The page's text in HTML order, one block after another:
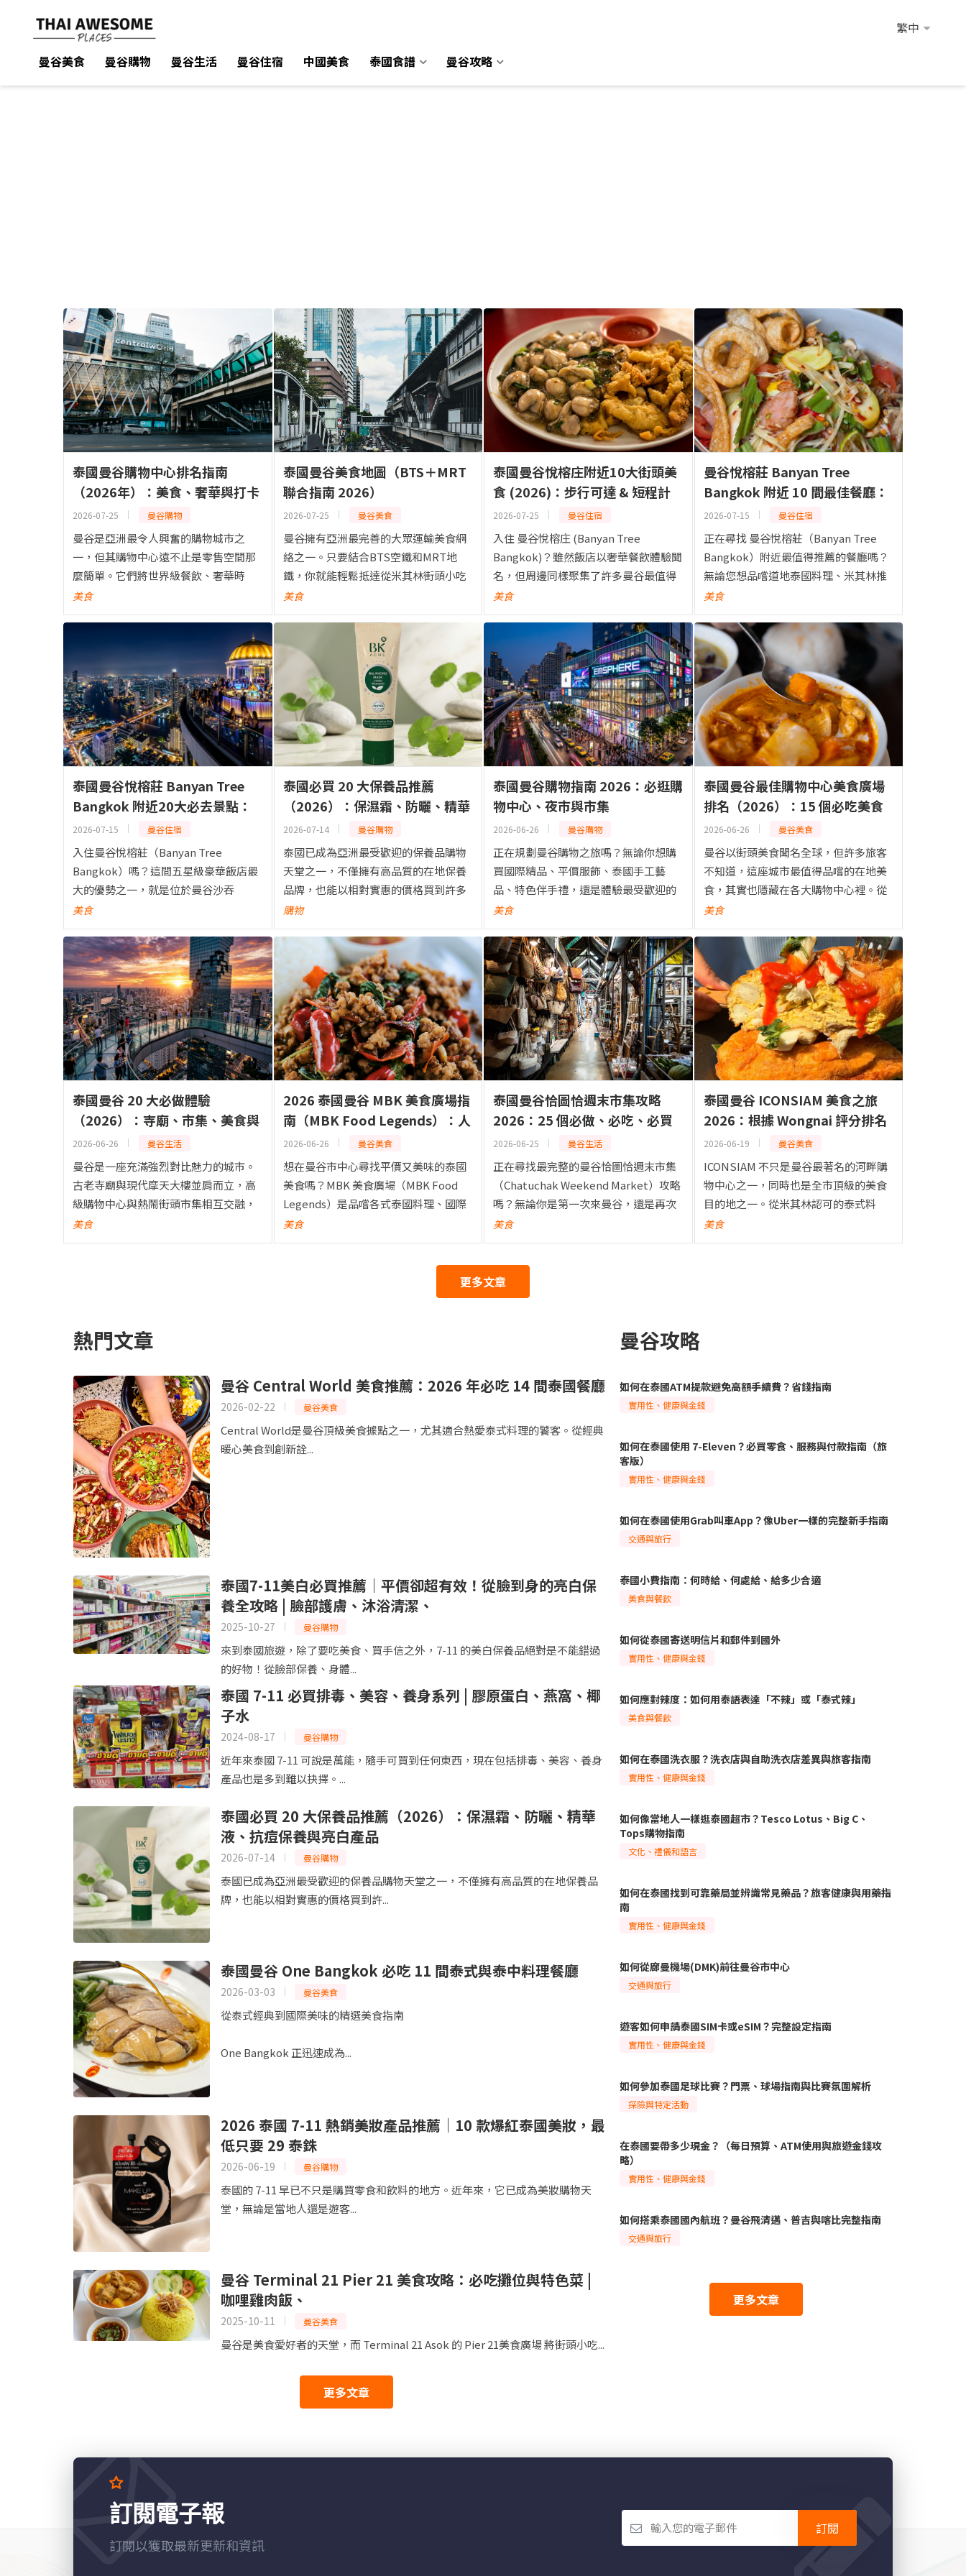
曼谷美食 曼谷購物 曼谷生活 曼谷住宿 中國美食 泰國食譜 曼谷攻略
繁中
曼谷美食
曼谷購物 曼谷生活 曼谷住宿 中國美食 泰國食譜 曼谷攻略
繁中
泰國曼谷購物中心排名指南
（2026年）：美食、奢華與打卡
熱點
2026-07-25 曼谷購物
曼谷是亞洲最令人興奮的購物城市之
一，但其購物中心遠不止是零售空間那
麼簡單。它們將世界級餐飲、奢華時
尚、文化體驗和適合打卡的建築設計融
於一體，全部集中在同一座商場之內。
對於初次到訪的遊客來說，要選擇去哪...
美食
泰國曼谷美食地圖（BTS＋MRT
聯合指南 2026）
2026-07-25 曼谷美食
曼谷擁有亞洲最完善的大眾運輸美食網
絡之一。只要結合BTS空鐵和MRT地
鐵，你就能輕鬆抵達從米其林街頭小吃
到隱藏版在地餐館、再到奢華餐廳的各
種美食——完全不需要開車。這份指南
就是你的曼谷簡易美食地圖，按...
美食
泰國曼谷悅榕庄附近10大街頭美
食 (2026)：步行可達 & 短程計
程車即可抵達的在地美食
2026-07-25 曼谷住宿
入住 曼谷悅榕庄 (Banyan Tree
Bangkok)？雖然飯店以奢華餐飲體驗聞
名，但周邊同樣聚集了許多曼谷最值得
探索的街頭美食。從米其林推薦的小吃
店，到熱鬧的美食街與夜市，飯店附近
有許多價格親...
美食
曼谷悅榕莊 Banyan Tree
Bangkok 附近 10 間最佳餐廳：
米其林、泰國美食與在地人氣餐
廳
2026-07-15 曼谷住宿
正在尋找 曼谷悅榕莊（Banyan Tree
Bangkok）附近最值得推薦的餐廳嗎？
無論您想品嚐道地泰國料理、米其林推
薦美食、日式壽司、高空酒吧雞尾酒，
還是國際級 Fine Dining，都能在飯店...
美食
泰國曼谷悅榕莊 Banyan Tree
Bangkok 附近20大必去景點：
步行可達公園、天空酒吧與熱門
景點
2026-07-15 曼谷住宿
入住曼谷悅榕莊（Banyan Tree
Bangkok）嗎？這間五星級豪華飯店最
大的優勢之一，就是位於曼谷沙吞
（Sathorn），這裡是曼谷最便利的地
區之一，無論是觀光、購物、美食還是
夜生活都十分方便...
美食
泰國必買 20 大保養品推薦
（2026）：保濕霜、防曬、精華
液、抗痘保養與亮白產品
2026-07-14 曼谷購物
泰國已成為亞洲最受歡迎的保養品購物
天堂之一，不僅擁有高品質的在地保養
品牌，也能以相對實惠的價格買到許多
國際知名護膚產品。從網路爆紅的明星
商品到皮膚科醫師推薦的保養品，泰國
提供兼具品質與高 CP 值的豐...
購物
泰國曼谷購物指南 2026：必逛購
物中心、夜市與市集
2026-06-26 曼谷購物
正在規劃曼谷購物之旅嗎？無論你想購
買國際精品、平價服飾、泰國手工藝
品、特色伴手禮，還是體驗最受歡迎的
曼谷夜市，曼谷都是亞洲最值得造訪的
購物天堂之一。從世界級購物中心
ICONSIAM、Siam Par...
美食
泰國曼谷最佳購物中心美食廣場
排名（2026）：15 個必吃美食
廣場推薦，適合各種預算
2026-06-26 曼谷美食
曼谷以街頭美食聞名全球，但許多旅客
不知道，這座城市最值得品嚐的在地美
食，其實也隱藏在各大購物中心裡。從
經典泰國小吃、地方特色料理，到日
式、韓式、中式及國際美食，曼谷的美
食廣場不僅選擇豐富，價格合理，還...
美食
泰國曼谷 20 大必做體驗
（2026）：寺廟、市集、美食與
私房景點
2026-06-26 曼谷生活
曼谷是一座充滿強烈對比魅力的城市。
古老寺廟與現代摩天大樓並肩而立，高
級購物中心與熱鬧街頭市集相互交融，
而享譽全球的街頭美食往往就在米其林
推薦餐廳的轉角處。無論你是第一次造
美食
2026 泰國曼谷 MBK 美食廣場指
南（MBK Food Legends）：人
氣美食攤位排名
2026-06-26 曼谷美食
想在曼谷市中心尋找平價又美味的泰國
美食嗎？MBK 美食廣場（MBK Food
Legends）是品嚐各式泰國料理、國際
美食以及街頭小吃的最佳去處之一。
MBK Food Legends 位於知名的 MB...
美食
泰國曼谷恰圖恰週末市集攻略
2026：25 個必做、必吃、必買
推薦
2026-06-25 曼谷生活
正在尋找最完整的曼谷恰圖恰週末市集
（Chatuchak Weekend Market）攻略
嗎？無論你是第一次來曼谷，還是再次
造訪想深入探索泰國最大的市集，恰圖
恰週末市集都是曼谷最具代表性的景點
美食
泰國曼谷 ICONSIAM 美食之旅
2026：根據 Wongnai 評分排名
的 15 間最佳餐廳｜泰式、日本料
理與海鮮
2026-06-19 曼谷美食
ICONSIAM 不只是曼谷最著名的河畔購
物中心之一，同時也是全市頂級的美食
目的地之一。從米其林認可的泰式料
理、高級日式餐廳，到新鮮海鮮與奢華
用餐體驗，ICONSIAM 提供適合各種預
美食
更多文章
熱門文章
曼谷 Central World 美食推薦：2026 年必吃 14 間泰國餐廳
2026-02-22 曼谷美食
Central World是曼谷頂級美食據點之一，尤其適合熱愛泰式料理的饕客。從經典
暖心美食到創新詮...
泰國7-11美白必買推薦｜平價卻超有效！從臉到身的亮白保
養全攻略 | 臉部護膚、沐浴清潔、
2025-10-27 曼谷購物
來到泰國旅遊，除了要吃美食、買手信之外，7-11 的美白保養品絕對是不能錯過
的好物！從臉部保養、身體...
泰國 7-11 必買排毒、美容、養身系列 | 膠原蛋白、燕窩、椰
子水
2024-08-17 曼谷購物
近年來泰國 7-11 可說是萬能，隨手可買到任何東西，現在包括排毒、美容、養身
產品也是多到難以抉擇。...
泰國必買 20 大保養品推薦（2026）：保濕霜、防曬、精華
液、抗痘保養與亮白產品
2026-07-14 曼谷購物
泰國已成為亞洲最受歡迎的保養品購物天堂之一，不僅擁有高品質的在地保養品
牌，也能以相對實惠的價格買到許...
泰國曼谷 One Bangkok 必吃 11 間泰式與泰中料理餐廳
2026-03-03 曼谷美食
從泰式經典到國際美味的精選美食指南
One Bangkok 正迅速成為...
2026 泰國 7-11 熱銷美妝產品推薦｜10 款爆紅泰國美妝，最
低只要 29 泰銖
2026-06-19 曼谷購物
泰國的 7-11 早已不只是購買零食和飲料的地方。近年來，它已成為美妝購物天
堂，無論是當地人還是遊客...
曼谷 Terminal 21 Pier 21 美食攻略：必吃攤位與特色菜 |
咖哩雞肉飯、
2025-10-11 曼谷美食
曼谷是美食愛好者的天堂，而 Terminal 21 Asok 的 Pier 21美食廣場 將街頭小吃...
更多文章
曼谷攻略
如何在泰國ATM提款避免高額手續費？省錢指南
實用性、健康與金錢
如何在泰國使用 7-Eleven？必買零食、服務與付款指南（旅
客版）
實用性、健康與金錢
如何在泰國使用Grab叫車App？像Uber一樣的完整新手指南
交通與旅行
泰國小費指南：何時給、何處給、給多少合適
美食與餐飲
如何從泰國寄送明信片和郵件到國外
實用性、健康與金錢
如何應對辣度：如何用泰語表達「不辣」或「泰式辣」
美食與餐飲
如何在泰國洗衣服？洗衣店與自助洗衣店差異與旅客指南
實用性、健康與金錢
如何像當地人一樣逛泰國超市？Tesco Lotus、Big C、
Tops購物指南
文化、禮儀和語言
如何在泰國找到可靠藥局並辨識常見藥品？旅客健康與用藥指
南
實用性、健康與金錢
如何從廊曼機場(DMK)前往曼谷市中心
交通與旅行
遊客如何申請泰國SIM卡或eSIM？完整設定指南
實用性、健康與金錢
如何參加泰國足球比賽？門票、球場指南與比賽氛圍解析
探險與特定活動
在泰國要帶多少現金？（每日預算、ATM使用與旅遊金錢攻
略）
實用性、健康與金錢
如何搭乘泰國國內航班？曼谷飛清邁、普吉與喀比完整指南
交通與旅行
更多文章
訂閱電子報
訂閱以獲取最新更新和資訊
訂閱